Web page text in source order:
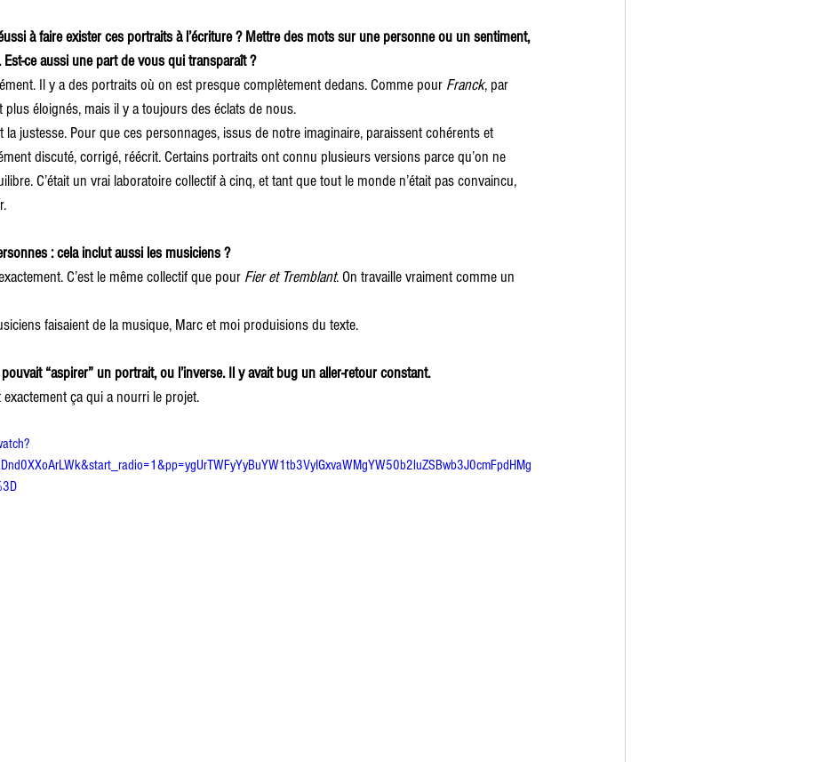
à faire exister ces portraits à l’écriture ? Mettre des mots sur une personne ou un sentiment,
Est-ce aussi une part de vous qui transparaît ?
Il y a des portraits où on est presque complètement dedans. Comme pour Franck, par
plus éloignés, mais il y a toujours des éclats de nous.
la justesse. Pour que ces personnages, issus de notre imaginaire, paraissent cohérents et
discuté, corrigé, réécrit. Certains portraits ont connu plusieurs versions parce qu’on ne
C’était un vrai laboratoire collectif à cinq, et tant que tout le monde n’était pas convaincu,
: cela inclut aussi les musiciens ?
C’est le même collectif que pour Fier et Tremblant. On travaille vraiment comme un
faisaient de la musique, Marc et moi produisions du texte.
“aspirer” un portrait, ou l’inverse. Il y avait bug un aller-retour constant.
exactement ça qui a nourri le projet.